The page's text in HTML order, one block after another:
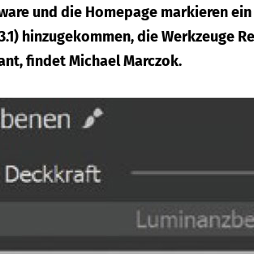
und die Homepage markieren
hinzugekommen, die Werkzeuge
findet Michael Marczok.